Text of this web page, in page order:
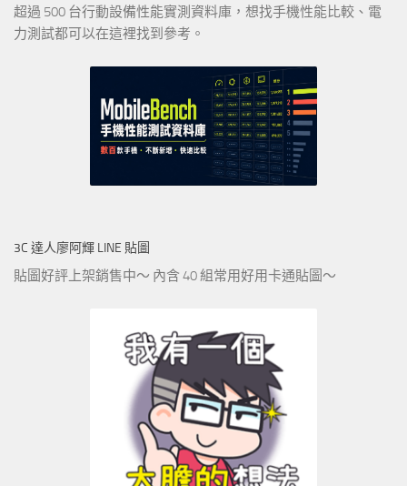
超過 500 台行動設備性能實測資料庫，想找手機性能比較、電
力測試都可以在這裡找到參考。
3C 達人廖阿輝 LINE 貼圖
貼圖好評上架銷售中～ 內含 40 組常用好用卡通貼圖～